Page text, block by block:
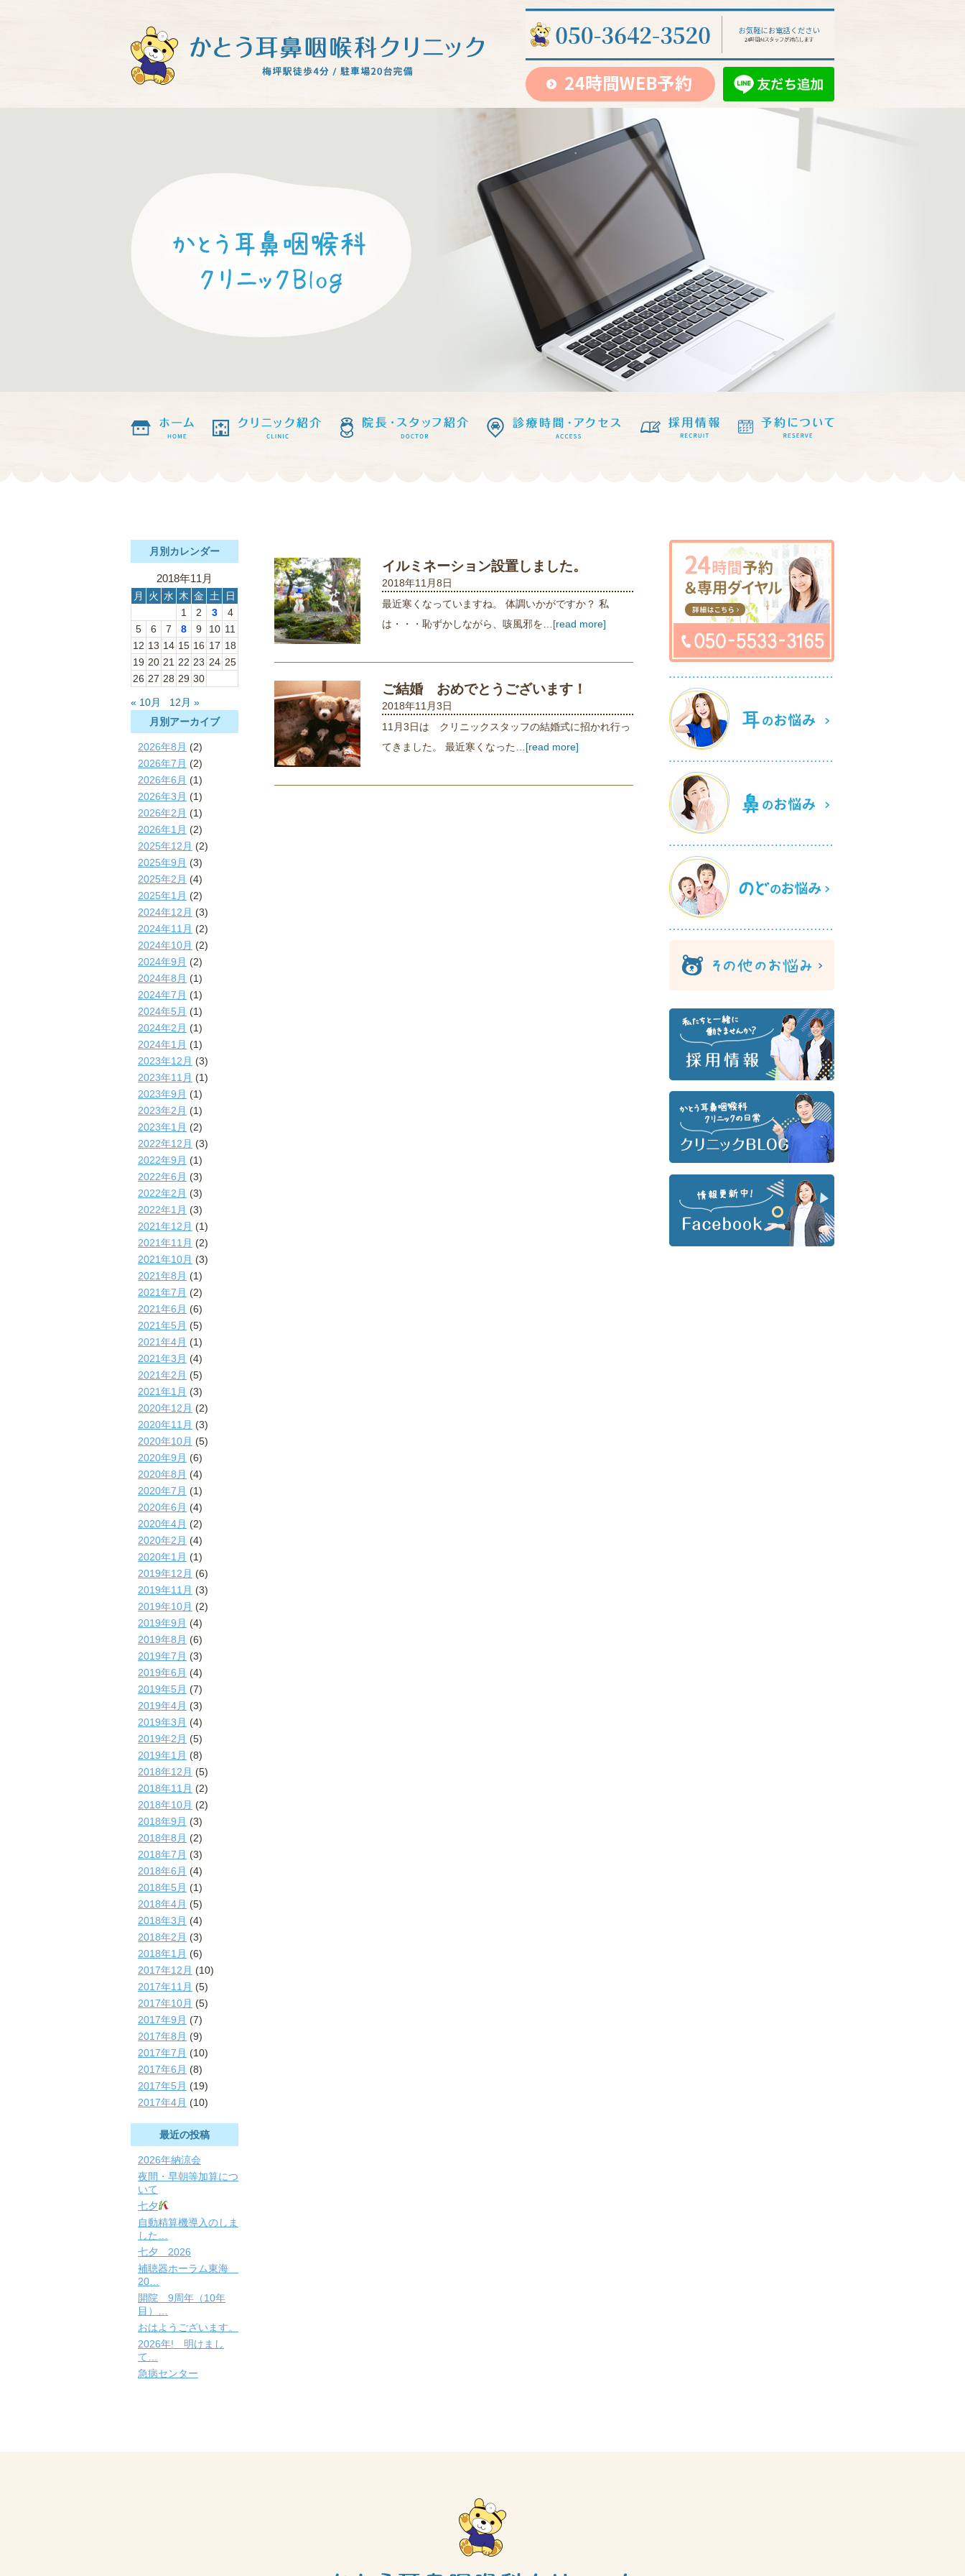
イルミネーション設置しました。
2018年11月8日
最近寒くなっていますね。 体調いかがですか？ 私
は・・・恥ずかしながら、咳風邪を… [read more]
ご結婚 おめでとうございます！
2018年11月3日
11月3日は クリニックスタッフの結婚式に招かれ行っ
てきました。 最近寒くなった… [read more]
月別カレンダー
2018年11月
月 火 水 木 金 土
日
1
2 3
4
5
6 7 8 9 10 11
12 13 14 15 16 17 18
19 20 21 22 23 24 25
26 27 28 29 30
« 10月
12月 »
月別アーカイブ
2026年8月 (2)
2026年7月 (2)
2026年6月 (1)
2026年3月 (1)
2026年2月 (1)
2026年1月 (2)
2025年12月 (2)
2025年9月 (3)
2025年2月 (4)
2025年1月 (2)
2024年12月 (3)
2024年11月 (2)
2024年10月 (2)
2024年9月 (2)
2024年8月 (1)
2024年7月 (1)
2024年5月 (1)
2024年2月 (1)
2024年1月 (1)
2023年12月 (3)
2023年11月 (1)
2023年9月 (1)
2023年2月 (1)
2023年1月 (2)
2022年12月 (3)
2022年9月 (1)
2022年6月 (3)
2022年2月 (3)
2022年1月 (3)
2021年12月 (1)
2021年11月 (2)
2021年10月 (3)
2021年8月 (1)
2021年7月 (2)
2021年6月 (6)
2021年5月 (5)
2021年4月 (1)
2021年3月 (4)
2021年2月 (5)
2021年1月 (3)
2020年12月 (2)
2020年11月 (3)
2020年10月 (5)
2020年9月 (6)
2020年8月 (4)
2020年7月 (1)
2020年6月 (4)
2020年4月 (2)
2020年2月 (4)
2020年1月 (1)
2019年12月 (6)
2019年11月 (3)
2019年10月 (2)
2019年9月 (4)
2019年8月 (6)
2019年7月 (3)
2019年6月 (4)
2019年5月 (7)
2019年4月 (3)
2019年3月 (4)
2019年2月 (5)
2019年1月 (8)
2018年12月 (5)
2018年11月 (2)
2018年10月 (2)
2018年9月 (3)
2018年8月 (2)
2018年7月 (3)
2018年6月 (4)
2018年5月 (1)
2018年4月 (5)
2018年3月 (4)
2018年2月 (3)
2018年1月 (6)
2017年12月 (10)
2017年11月 (5)
2017年10月 (5)
2017年9月 (7)
2017年8月 (9)
2017年7月 (10)
2017年6月 (8)
2017年5月 (19)
2017年4月 (10)
最近の投稿
2026年納涼会
夜間・早朝等加算につ
いて
七夕
自動精算機導入のしま
した…
七夕 2026
補聴器ホーラム東海
20…
開院 9周年（10年
目）…
おはようございます。
2026年! 明けまし
て…
急病センター